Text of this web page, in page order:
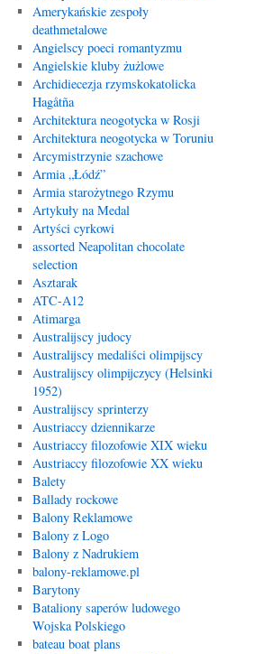
Amerykańskie zespoły
deathmetalowe
Angielscy poeci romantyzmu
Angielskie kluby żużlowe
Archidiecezja rzymskokatolicka
Hagåtña
Architektura neogotycka w Rosji
Architektura neogotycka w Toruniu
Arcymistrzynie szachowe
Armia „Łódź”
Armia starożytnego Rzymu
Artykuły na Medal
Artyści cyrkowi
assorted Neapolitan chocolate
selection
Asztarak
ATC-A12
Atimarga
Australijscy judocy
Australijscy medaliści olimpijscy
Australijscy olimpijczycy (Helsinki
1952)
Australijscy sprinterzy
Austriaccy dziennikarze
Austriaccy filozofowie XIX wieku
Austriaccy filozofowie XX wieku
Balety
Ballady rockowe
Balony Reklamowe
Balony z Logo
Balony z Nadrukiem
balony-reklamowe.pl
Barytony
Bataliony saperów ludowego
Wojska Polskiego
bateau boat plans